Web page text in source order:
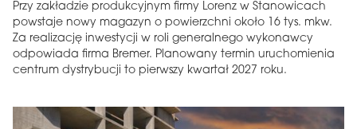
Przy zakładzie produkcyjnym firmy Lorenz w Stanowicach
powstaje nowy magazyn o powierzchni około 16 tys. mkw.
Za realizację inwestycji w roli generalnego wykonawcy
odpowiada firma Bremer. Planowany termin uruchomienia
centrum dystrybucji to pierwszy kwartał 2027 roku.